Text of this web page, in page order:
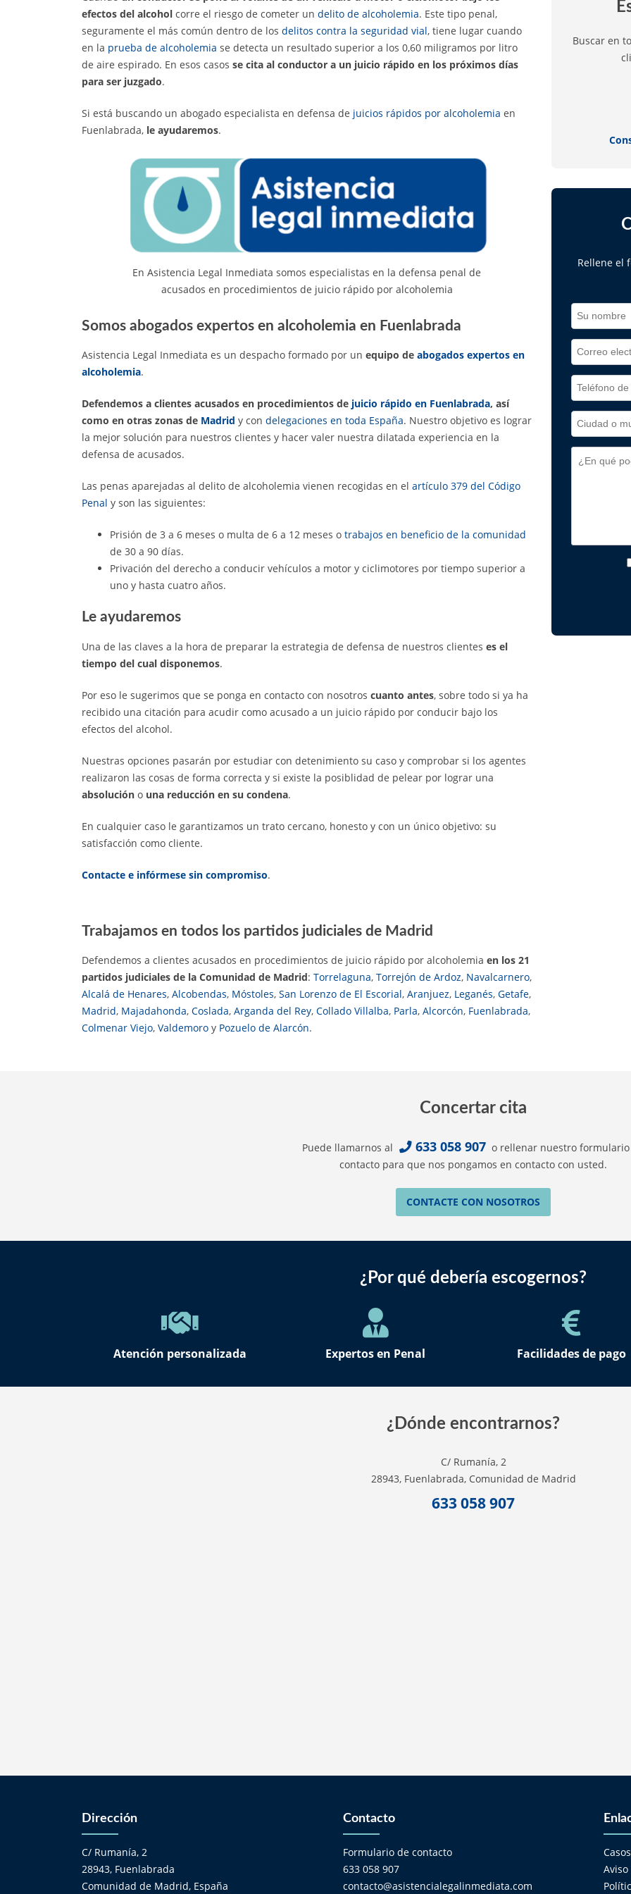
efectos del alcohol corre el riesgo de cometer un delito de alcoholemia. Este tipo penal,
seguramente el más común dentro de los delitos contra la seguridad vial, tiene lugar cuando
en la prueba de alcoholemia se detecta un resultado superior a los 0,60 miligramos por litro
de aire espirado. En esos casos se cita al conductor a un juicio rápido en los próximos días
para ser juzgado.
Si está buscando un abogado especialista en defensa de juicios rápidos por alcoholemia en
Fuenlabrada, le ayudaremos.
En Asistencia Legal Inmediata somos especialistas en la defensa penal de
acusados en procedimientos de juicio rápido por alcoholemia
Somos abogados expertos en alcoholemia en Fuenlabrada
Asistencia Legal Inmediata es un despacho formado por un equipo de abogados expertos en
alcoholemia.
Defendemos a clientes acusados en procedimientos de juicio rápido en Fuenlabrada, así
como en otras zonas de Madrid y con delegaciones en toda España. Nuestro objetivo es lograr
la mejor solución para nuestros clientes y hacer valer nuestra dilatada experiencia en la
defensa de acusados.
Las penas aparejadas al delito de alcoholemia vienen recogidas en el artículo 379 del Código
Penal y son las siguientes:
Prisión de 3 a 6 meses o multa de 6 a 12 meses o trabajos en beneficio de la comunidad
de 30 a 90 días.
Privación del derecho a conducir vehículos a motor y ciclimotores por tiempo superior a
uno y hasta cuatro años.
Le ayudaremos
Una de las claves a la hora de preparar la estrategia de defensa de nuestros clientes es el
tiempo del cual disponemos.
Por eso le sugerimos que se ponga en contacto con nosotros cuanto antes, sobre todo si ya ha
recibido una citación para acudir como acusado a un juicio rápido por conducir bajo los
efectos del alcohol.
Nuestras opciones pasarán por estudiar con detenimiento su caso y comprobar si los agentes
realizaron las cosas de forma correcta y si existe la posiblidad de pelear por lograr una
absolución o una reducción en su condena.
En cualquier caso le garantizamos un trato cercano, honesto y con un único objetivo: su
satisfacción como cliente.
Contacte e infórmese sin compromiso.
Trabajamos en todos los partidos judiciales de Madrid
Defendemos a clientes acusados en procedimientos de juicio rápido por alcoholemia en los 21
partidos judiciales de la Comunidad de Madrid: Torrelaguna, Torrejón de Ardoz, Navalcarnero,
Alcalá de Henares, Alcobendas, Móstoles, San Lorenzo de El Escorial, Aranjuez, Leganés, Getafe,
Madrid, Majadahonda, Coslada, Arganda del Rey, Collado Villalba, Parla, Alcorcón, Fuenlabrada,
Colmenar Viejo, Valdemoro y Pozuelo de Alarcón.
Buscar en
Rellene el
Concertar cita
Puede llamarnos al 633 058 907 o rellenar nuestro
contacto para que nos pongamos en contacto con usted.
CONTACTE CON NOSOTROS
¿Por qué debería escogernos?
Atención personalizada Expertos en Penal Facilidades de pago
¿Dónde encontrarnos?
C/ Rumanía, 2
28943, Fuenlabrada, Comunidad de Madrid
633 058 907
Dirección
C/ Rumanía, 2
28943, Fuenlabrada
Comunidad de Madrid, España
Contacto
Formulario de contacto
633 058 907
contacto@asistencialegalinmediata.com
Casos
Aviso